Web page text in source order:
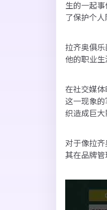
生的一起
了保护个人
拉齐奥俱
他的职业
在社交媒体
这一现象
织造成巨大
对于像拉
其在品牌